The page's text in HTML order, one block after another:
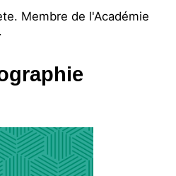
Membre de l'Académie